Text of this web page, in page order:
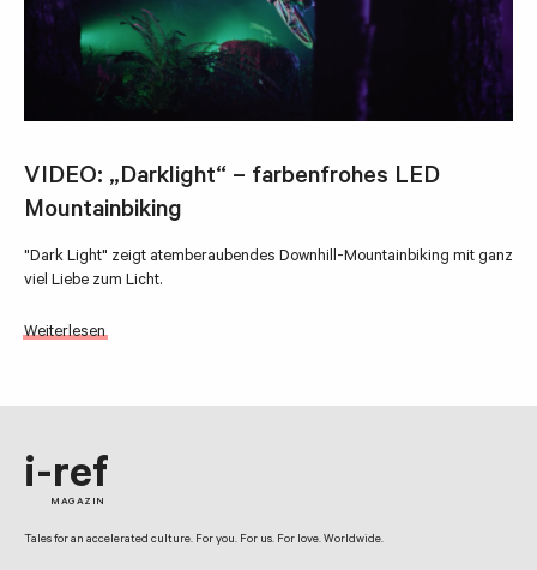
VIDEO: „Darklight“ – farbenfrohes LED
Mountainbiking
"Dark Light" zeigt atemberaubendes Downhill-Mountainbiking mit ganz
viel Liebe zum Licht.
Weiterlesen
i-ref
MAGAZIN
Tales for an accelerated culture. For you. For us. For love. Worldwide.